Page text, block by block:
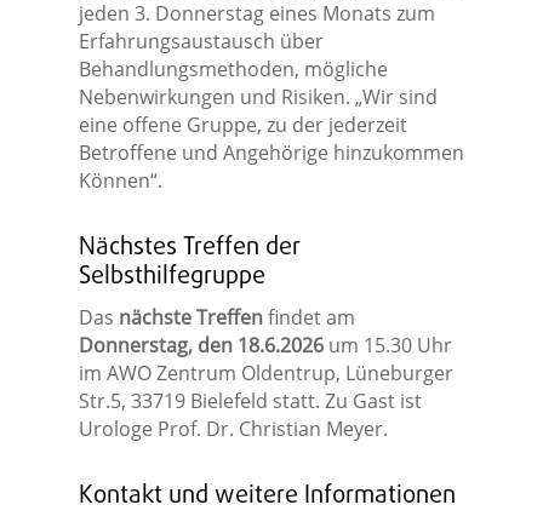
jeden 3. Donnerstag eines Monats zum
Erfahrungsaustausch über
Behandlungsmethoden, mögliche
Nebenwirkungen und Risiken. „Wir sind
eine offene Gruppe, zu der jederzeit
Betroffene und Angehörige hinzukommen
Können“.
Nächstes Treffen der
Selbsthilfegruppe
Das nächste Treffenfindet am
Donnerstag, den 18.6.2026um 15.30 Uhr
im AWO Zentrum Oldentrup, Lüneburger
Str.5, 33719 Bielefeld statt. Zu Gast ist
Urologe Prof. Dr. Christian Meyer.
Kontakt und weitere Informationen